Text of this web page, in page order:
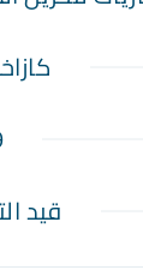
قيد